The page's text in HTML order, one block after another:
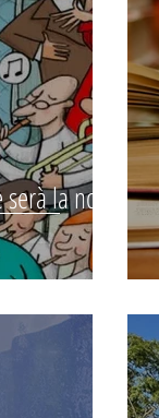
la nova